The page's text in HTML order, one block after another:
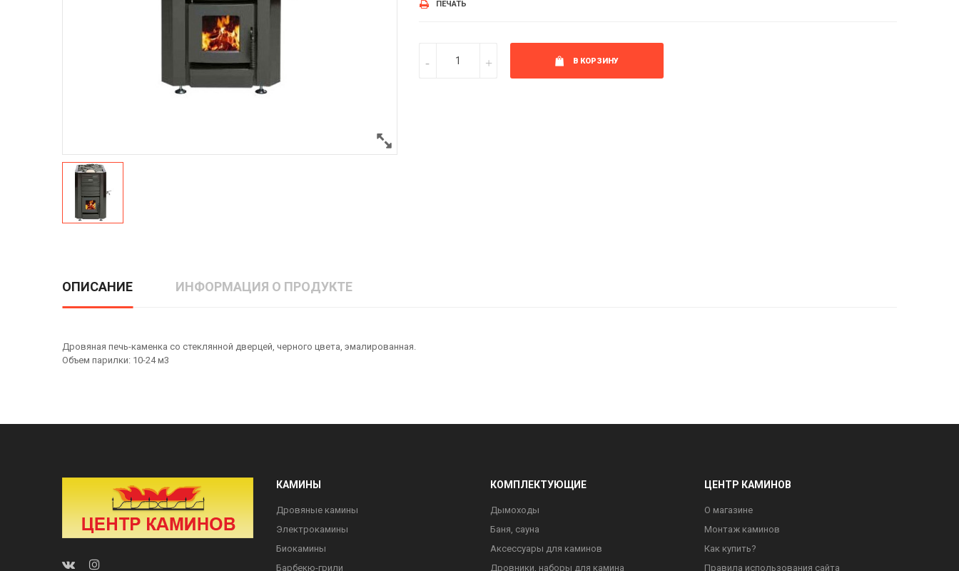
ПЕЧАТЬ
В КОРЗИНУ
ОПИСАНИЕ ИНФОРМАЦИЯ О ПРОДУКТЕ
Дровяная печь-каменка со стеклянной дверцей, черного цвета, эмалированная.
Объем парилки: 10-24 м3
КАМИНЫ
Дровяные камины
Электрокамины
Биокамины
Барбекю-грили
КОМПЛЕКТУЮЩИЕ
Дымоходы
Баня, сауна
Аксессуары для каминов
Дровники, наборы для камина
ЦЕНТР КАМИНОВ
О магазине
Монтаж каминов
Как купить?
Правила использования сайта